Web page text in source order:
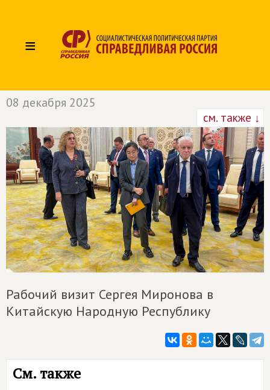
≡
08 декабря 2025
см. также ↓
Рабочий визит Сергея Миронова в
Китайскую Народную Республику
См. также